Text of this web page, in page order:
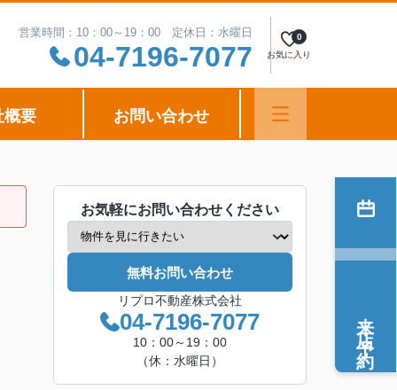
営業時間：10：00～19：00 定休日：水曜日
04-7196-7077 お気に入り
0
概要 お問い合わせ
お気軽にお問い合わせください
無料お問い合わせ
リプロ不動産株式会社
04-7196-7077
10：00～19：00
（休：水曜日）
来店予約